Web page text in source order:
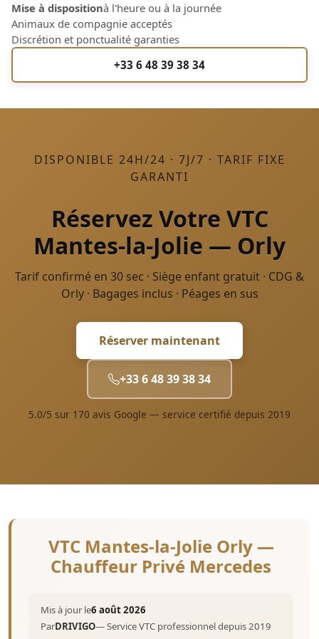
Mise à dispositionà l'heure ou à la journée
Animaux de compagnie acceptés
Discrétion et ponctualité garanties
+33 6 48 39 38 34
DISPONIBLE 24H/24 · 7J/7 · TARIF FIXE
GARANTI
Réservez Votre VTC
Mantes-la-Jolie — Orly
Tarif confirmé en 30 sec · Siège enfant gratuit · CDG &
Orly · Bagages inclus · Péages en sus
Réserver maintenant
+33 6 48 39 38 34
5.0/5 sur 170 avis Google — service certifié depuis 2019
VTC Mantes-la-Jolie Orly —
Chauffeur Privé Mercedes
Mis à jour le6 août 2026
ParDRIVIGO— Service VTC professionnel depuis 2019